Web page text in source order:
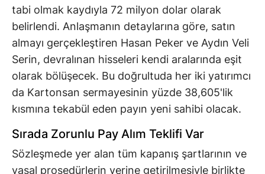
tabi olmak kaydıyla 72 milyon dolar olarak
belirlendi. Anlaşmanın detaylarına göre, satın
almayı gerçekleştiren Hasan Peker ve Aydın Veli
Serin, devralınan hisseleri kendi aralarında eşit
olarak bölüşecek. Bu doğrultuda her iki yatırımcı
da Kartonsan sermayesinin yüzde 38,605'lik
kısmına tekabül eden payın yeni sahibi olacak.
Sırada Zorunlu Pay Alım Teklifi Var
Sözleşmede yer alan tüm kapanış şartlarının ve
yasal prosedürlerin yerine getirilmesiyle birlikte